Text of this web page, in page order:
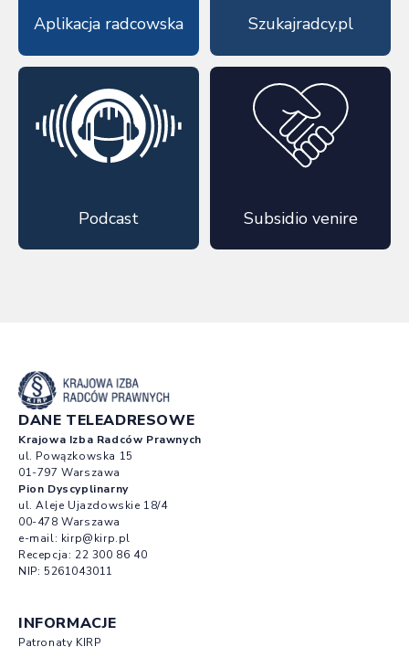
Aplikacja radcowska Szukajradcy.pl
Podcast Subsidio venire
DANE TELEADRESOWE
Krajowa Izba Radców Prawnych
ul. Powązkowska 15
01-797 Warszawa
Pion Dyscyplinarny
ul. Aleje Ujazdowskie 18/4
00-478 Warszawa
e-mail: kirp@kirp.pl
Recepcja: 22 300 86 40
NIP: 5261043011
INFORMACJE
Patronaty KIRP